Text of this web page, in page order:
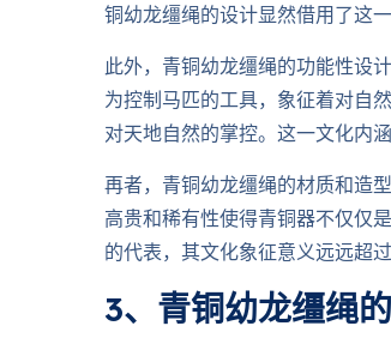
铜幼龙缰绳的设计显然借用了这
此外，青铜幼龙缰绳的功能性设
为控制马匹的工具，象征着对自
对天地自然的掌控。这一文化内
再者，青铜幼龙缰绳的材质和造
高贵和稀有性使得青铜器不仅仅
的代表，其文化象征意义远远超
3、青铜幼龙缰绳